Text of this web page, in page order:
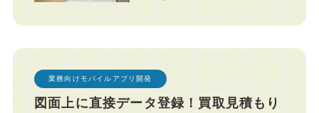
業務向けモバイルアプリ開発
図面上に直接データ登録！買取見積もり